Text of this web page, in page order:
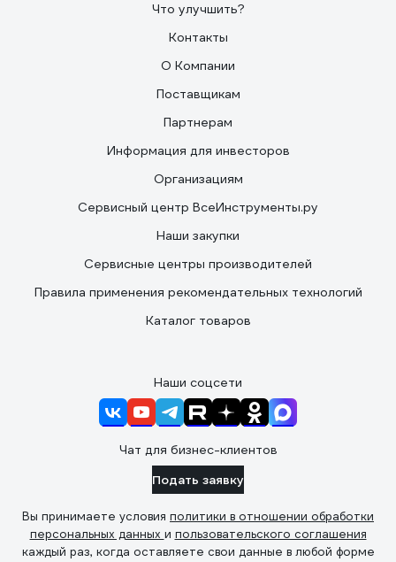
Что улучшить?
Контакты
О Компании
Поставщикам
Партнерам
Информация для инвесторов
Организациям
Сервисный центр ВсеИнструменты.ру
Наши закупки
Сервисные центры производителей
Правила применения рекомендательных технологий
Каталог товаров
Наши соцсети
Чат для бизнес-клиентов
Подать заявку
Вы принимаете условия политики в отношении обработки
персональных данных и пользовательского соглашения
каждый раз, когда оставляете свои данные в любой форме